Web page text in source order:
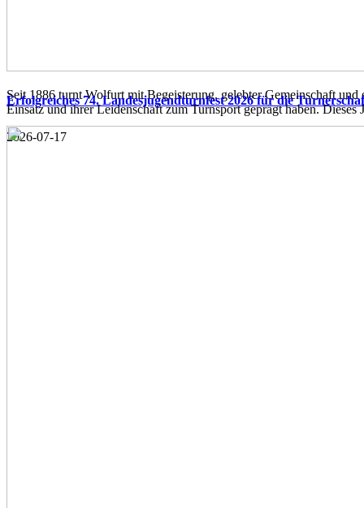
Seit 1886 turnt Wolfurt mit Begeisterung, gelebter Gemeinschaft und
Einsatz und ihrer Leidenschaft zum Turnsport geprägt haben. Dieses
2026-07-17
Erfolgreiches 74. Landesjugendturnfest 2026 für die